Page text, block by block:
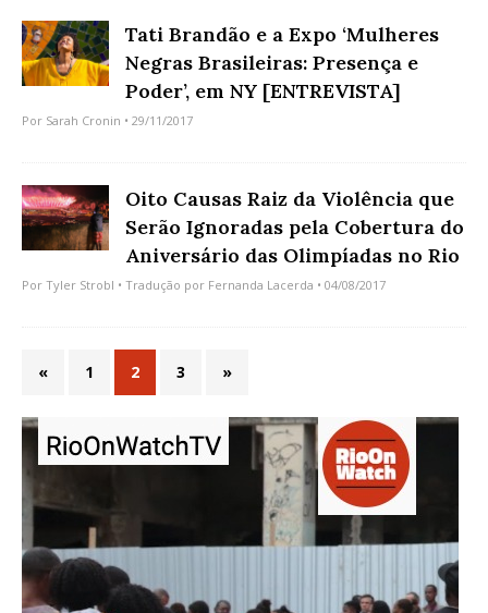
Tati Brandão e a Expo ‘Mulheres
Negras Brasileiras: Presença e
Poder’, em NY [ENTREVISTA]
Por Sarah Cronin • 29/11/2017
Oito Causas Raiz da Violência que
Serão Ignoradas pela Cobertura do
Aniversário das Olimpíadas no Rio
Por Tyler Strobl • Tradução por Fernanda Lacerda • 04/08/2017
« 1 2 3 »